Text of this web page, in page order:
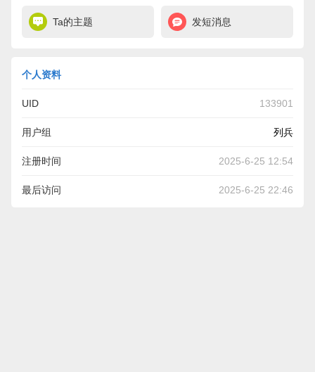
Ta的主题 发短消息
个人资料
UID 133901
用户组 列兵
注册时间 2025-6-25 12:54
最后访问 2025-6-25 22:46